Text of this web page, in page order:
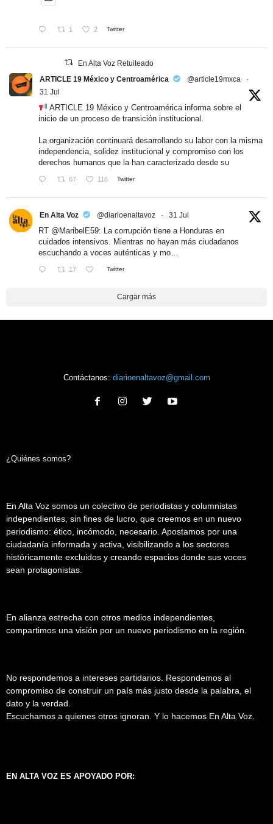
1 2 Twitter
En Alta Voz Retuiteado
ARTICLE 19 México y Centroamérica
@article19mxca
·
31 Jul
ARTICLE 19 México y Centroamérica informa sobre el
inicio de un proceso de transición institucional.
La organización continuará desarrollando su labor con la misma
independencia, solidez institucional y compromiso con los
derechos humanos que la han caracterizado desde su
67 116 Twitter
En Alta Voz @diarioenaltavoz · 31 Jul
RT @MaribelE59: La corrupción tiene a Honduras en
cuidados intensivos. Mientras no hayan más ciudadanos
escuchando a voces auténticas y mo…
17 Twitter
Cargar más
Contáctanos: diarioenaltavoz@gmail.com
¿Quiénes somos?
En Alta Voz somos un colectivo de periodistas y columnistas
independientes, sin fines de lucro, que creemos en un nuevo
periodismo: ético, incómodo, necesario. Apostamos por una
ciudadanía informada y activa, visibilizando a los sectores
históricamente excluidos y creando espacios donde sus voces
sean protagonistas.
En alianza estrecha con otros medios independientes,
compartimos una visión por un nuevo periodismo en la región.
No respondemos a intereses partidarios. Respondemos al
compromiso de construir un país más justo desde la palabra, el
dato y la verdad.
Escuchamos a quienes otros ignoran. Y lo hacemos En Alta Voz.
EN ALTA VOZ ES APOYADO POR: